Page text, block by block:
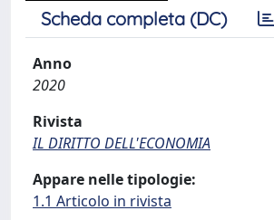
Scheda completa (DC)
Anno
2020
Rivista
IL DIRITTO DELL'ECONOMIA
Appare nelle tipologie:
1.1 Articolo in rivista